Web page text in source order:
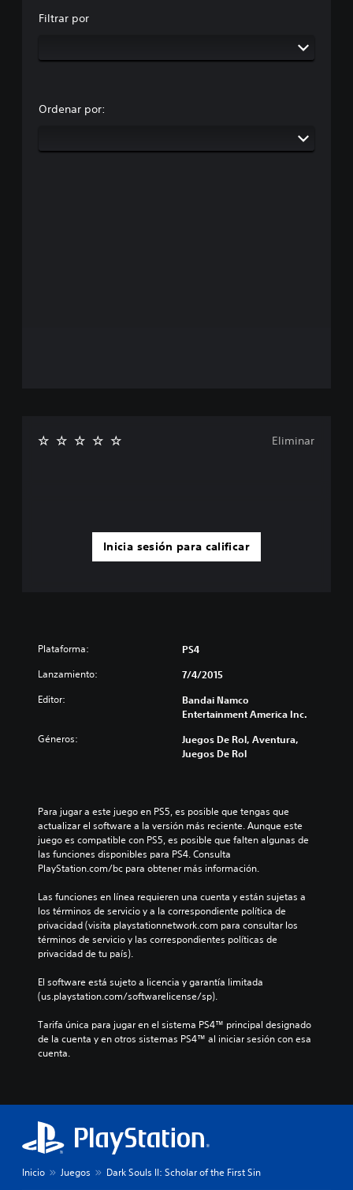
Filtrar por
Ordenar por:
Inicia sesión para calificar
Eliminar
Plataforma: PS4
Lanzamiento: 7/4/2015
Editor:
Bandai Namco
Entertainment America Inc.
Géneros:
Juegos De Rol, Aventura,
Juegos De Rol
Para jugar a este juego en PS5, es posible que tengas que
actualizar el software a la versión más reciente. Aunque este
juego es compatible con PS5, es posible que falten algunas de
las funciones disponibles para PS4. Consulta
PlayStation.com/bc para obtener más información.
Las funciones en línea requieren una cuenta y están sujetas a
los términos de servicio y a la correspondiente política de
privacidad (visita playstationnetwork.com para consultar los
términos de servicio y las correspondientes políticas de
privacidad de tu país).
El software está sujeto a licencia y garantía limitada
(us.playstation.com/softwarelicense/sp).
Tarifa única para jugar en el sistema PS4™ principal designado
de la cuenta y en otros sistemas PS4™ al iniciar sesión con esa
cuenta.
Inicio Juegos Dark Souls II: Scholar of the First Sin